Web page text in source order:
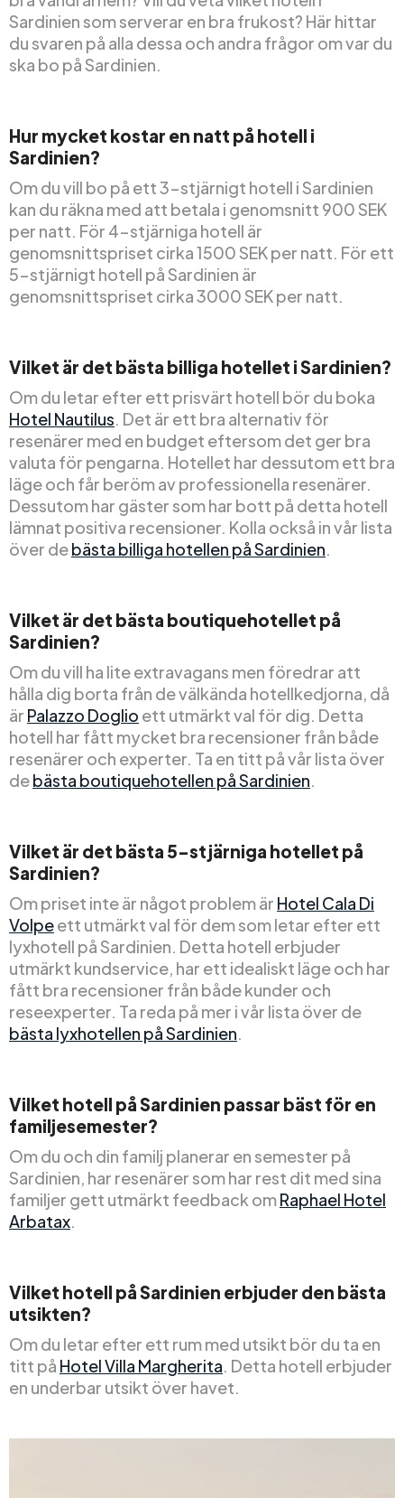
Sardinien som serverar en bra frukost? Här hittar
du svaren på alla dessa och andra frågor om var du
ska bo på Sardinien.
Hur mycket kostar en natt på hotell i
Sardinien?
Om du vill bo på ett 3-stjärnigt hotell i Sardinien
kan du räkna med att betala i genomsnitt 900 SEK
per natt. För 4-stjärniga hotell är
genomsnittspriset cirka 1500 SEK per natt. För ett
5-stjärnigt hotell på Sardinien är
genomsnittspriset cirka 3000 SEK per natt.
Vilket är det bästa billiga hotellet i Sardinien?
Om du letar efter ett prisvärt hotell bör du boka
Hotel Nautilus. Det är ett bra alternativ för
resenärer med en budget eftersom det ger bra
valuta för pengarna. Hotellet har dessutom ett bra
läge och får beröm av professionella resenärer.
Dessutom har gäster som har bott på detta hotell
lämnat positiva recensioner. Kolla också in vår lista
över debästa billiga hotellen på Sardinien.
Vilket är det bästa boutiquehotellet på
Sardinien?
Om du vill ha lite extravagans men föredrar att
hålla dig borta från de välkända hotellkedjorna, då
är Palazzo Doglio ett utmärkt val för dig. Detta
hotell har fått mycket bra recensioner från både
resenärer och experter. Ta en titt på vår lista över
debästa boutiquehotellen på Sardinien.
Vilket är det bästa 5-stjärniga hotellet på
Sardinien?
Om priset inte är något problem är Hotel Cala Di
Volpeett utmärkt val för dem som letar efter ett
lyxhotell på Sardinien. Detta hotell erbjuder
utmärkt kundservice, har ett idealiskt läge och har
fått bra recensioner från både kunder och
reseexperter. Ta reda på mer i vår lista över de
bästa lyxhotellen på Sardinien.
Vilket hotell på Sardinien passar bäst för en
familjesemester?
Om du och din familj planerar en semester på
Sardinien, har resenärer som har rest dit med sina
familjer gett utmärkt feedback omRaphael Hotel
Arbatax.
Vilket hotell på Sardinien erbjuder den bästa
utsikten?
Om du letar efter ett rum med utsikt bör du ta en
titt på Hotel Villa Margherita. Detta hotell erbjuder
en underbar utsikt över havet.